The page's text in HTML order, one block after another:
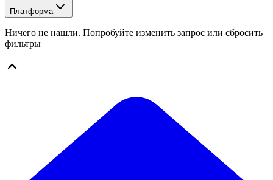
Платформа
Ничего не нашли. Попробуйте изменить запрос или сбросить
фильтры